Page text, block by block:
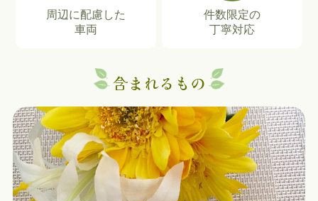
周辺に配慮した
車両
件数限定の
丁寧対応
含まれるもの